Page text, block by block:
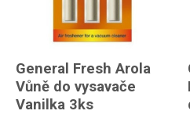
General Fresh Arola
Vůně do vysavače
Vanilka 3ks